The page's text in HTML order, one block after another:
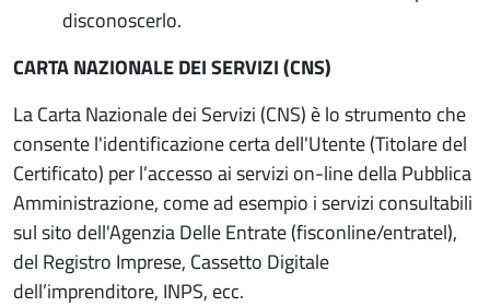
disconoscerlo.
CARTA NAZIONALE DEI SERVIZI (CNS)
La Carta Nazionale dei Servizi (CNS) è lo strumento che
consente l'identificazione certa dell'Utente (Titolare del
Certificato) per l’accesso ai servizi on-line della Pubblica
Amministrazione, come ad esempio i servizi consultabili
sul sito dell'Agenzia Delle Entrate (fisconline/entratel),
del Registro Imprese, Cassetto Digitale
dell’imprenditore, INPS, ecc.